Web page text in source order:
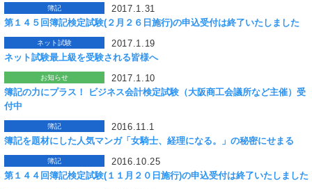
簿記
2017.1.31
第１４５回簿記検定試験(２月２６日施行)の申込受付は終了いたしました
ネット試験
2017.1.19
ネット試験最上級を受験される皆様へ
お知らせ
2017.1.10
簿記の力にプラス！ ビジネス会計検定試験（大阪商工会議所など主催）受
付中
簿記
2016.11.1
簿記を題材にした人気マンガ「女騎士、経理になる。」の秘密にせまる
簿記
2016.10.25
第１４４回簿記検定試験(１１月２０日施行)の申込受付は終了いたしました